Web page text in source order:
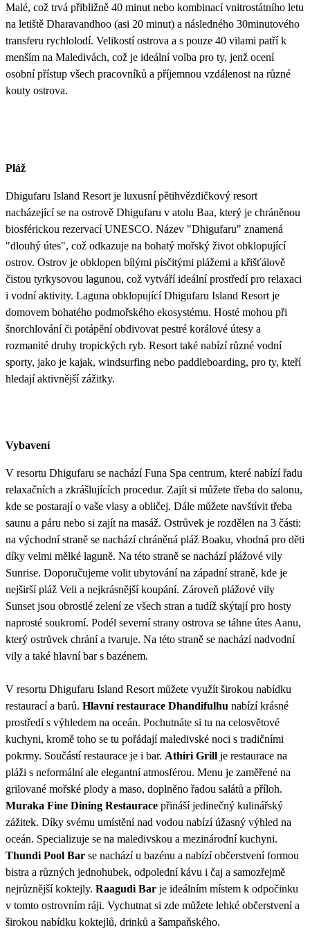
Malé, což trvá přibližně 40 minut nebo kombinací vnitrostátního letu
na letiště Dharavandhoo (asi 20 minut) a následného 30minutového
transferu rychlolodí. Velikostí ostrova a s pouze 40 vilami patří k
menším na Maledivách, což je ideální volba pro ty, jenž ocení
osobní přístup všech pracovníků a příjemnou vzdálenost na různé
kouty ostrova.
Pláž
Dhigufaru Island Resort je luxusní pětihvězdičkový resort
nacházející se na ostrově Dhigufaru v atolu Baa, který je chráněnou
biosférickou rezervací UNESCO. Název "Dhigufaru" znamená
"dlouhý útes", což odkazuje na bohatý mořský život obklopující
ostrov. Ostrov je obklopen bílými písčitými plážemi a křišťálově
čistou tyrkysovou lagunou, což vytváří ideální prostředí pro relaxaci
i vodní aktivity. Laguna obklopující Dhigufaru Island Resort je
domovem bohatého podmořského ekosystému. Hosté mohou při
šnorchlování či potápění obdivovat pestré korálové útesy a
rozmanité druhy tropických ryb. Resort také nabízí různé vodní
sporty, jako je kajak, windsurfing nebo paddleboarding, pro ty, kteří
hledají aktivnější zážitky.
Vybavení
V resortu Dhigufaru se nachází Funa Spa centrum, které nabízí řadu
relaxačních a zkrášlujících procedur. Zajít si můžete třeba do salonu,
kde se postarají o vaše vlasy a obličej. Dále můžete navštívit třeba
saunu a páru nebo si zajít na masáž. Ostrůvek je rozdělen na 3 části:
na východní straně se nachází chráněná pláž Boaku, vhodná pro děti
díky velmi mělké laguně. Na této straně se nachází plážové vily
Sunrise. Doporučujeme volit ubytování na západní straně, kde je
nejširší pláž Veli a nejkrásnější koupání. Zároveň plážové vily
Sunset jsou obrostlé zelení ze všech stran a tudíž skýtají pro hosty
naprosté soukromí. Podél severní strany ostrova se táhne útes Aanu,
který ostrůvek chrání a tvaruje. Na této straně se nachází nadvodní
vily a také hlavní bar s bazénem.
V resortu Dhigufaru Island Resort můžete využít širokou nabídku
restaurací a barů. Hlavní restaurace Dhandifulhu nabízí krásné
prostředí s výhledem na oceán. Pochutnáte si tu na celosvětové
kuchyni, kromě toho se tu pořádají maledivské noci s tradičními
pokrmy. Součástí restaurace je i bar. Athiri Grill je restaurace na
pláži s neformální ale elegantní atmosférou. Menu je zaměřené na
grilované mořské plody a maso, doplněno řadou salátů a příloh.
Muraka Fine Dining Restaurace přináší jedinečný kulinářský
zážitek. Díky svému umístění nad vodou nabízí úžasný výhled na
oceán. Specializuje se na maledivskou a mezinárodní kuchyni.
Thundi Pool Bar se nachází u bazénu a nabízí občerstvení formou
bistra a různých jednohubek, odpolední kávu i čaj a samozřejmě
nejrůznější koktejly. Raagudi Bar je ideálním místem k odpočinku
v tomto ostrovním ráji. Vychutnat si zde můžete lehké občerstvení a
širokou nabídku koktejlů, drinků a šampaňského.